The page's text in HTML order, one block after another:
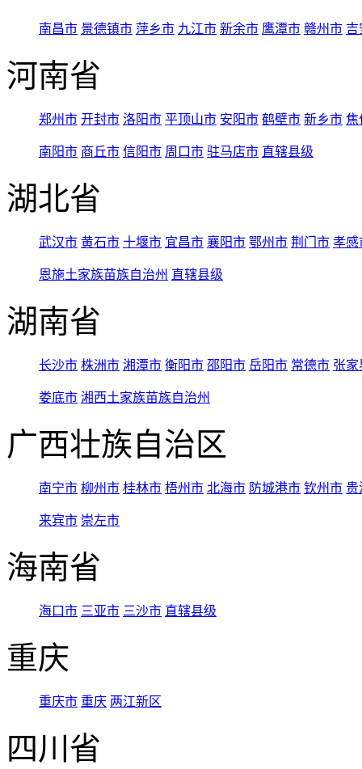
南昌市 景德镇市 萍乡市 九江市 新余市 鹰潭市 赣州市 吉
河南省
郑州市 开封市 洛阳市 平顶山市 安阳市 鹤壁市 新乡市 焦
南阳市 商丘市 信阳市 周口市 驻马店市 直辖县级
湖北省
武汉市 黄石市 十堰市 宜昌市 襄阳市 鄂州市 荆门市 孝感
恩施土家族苗族自治州 直辖县级
湖南省
长沙市 株洲市 湘潭市 衡阳市 邵阳市 岳阳市 常德市 张家
娄底市 湘西土家族苗族自治州
广西壮族自治区
南宁市 柳州市 桂林市 梧州市 北海市 防城港市 钦州市 贵
来宾市 崇左市
海南省
海口市 三亚市 三沙市 直辖县级
重庆
重庆市 重庆 两江新区
四川省